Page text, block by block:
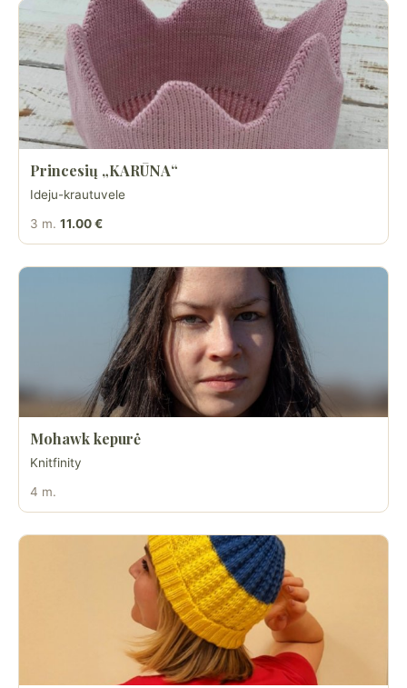
Princesių „KARŪNA“
Ideju-krautuvele
3 m. 11.00 €
Mohawk kepurė
Knitfinity
4 m.